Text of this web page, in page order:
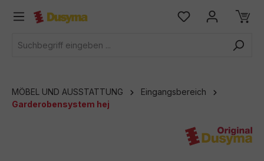
springen
MÖBEL UND AUSSTATTUNG
Eingangsbereich
Garderobensystem hej